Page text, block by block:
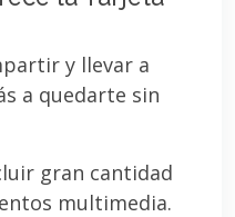
y llevar a
a quedarte sin
gran cantidad
multimedia.